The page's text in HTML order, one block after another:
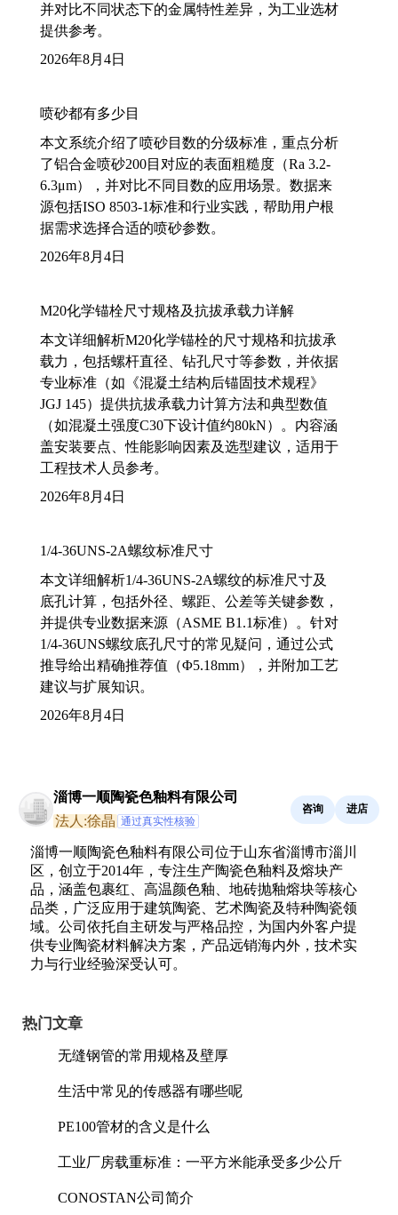
并对比不同状态下的金属特性差异，为工业选材
提供参考。
2026年8月4日
喷砂都有多少目
本文系统介绍了喷砂目数的分级标准，重点分析
了铝合金喷砂200目对应的表面粗糙度（Ra 3.2-
6.3μm），并对比不同目数的应用场景。数据来
源包括ISO 8503-1标准和行业实践，帮助用户根
据需求选择合适的喷砂参数。
2026年8月4日
M20化学锚栓尺寸规格及抗拔承载力详解
本文详细解析M20化学锚栓的尺寸规格和抗拔承
载力，包括螺杆直径、钻孔尺寸等参数，并依据
专业标准（如《混凝土结构后锚固技术规程》
JGJ 145）提供抗拔承载力计算方法和典型数值
（如混凝土强度C30下设计值约80kN）。内容涵
盖安装要点、性能影响因素及选型建议，适用于
工程技术人员参考。
2026年8月4日
1/4-36UNS-2A螺纹标准尺寸
本文详细解析1/4-36UNS-2A螺纹的标准尺寸及
底孔计算，包括外径、螺距、公差等关键参数，
并提供专业数据来源（ASME B1.1标准）。针对
1/4-36UNS螺纹底孔尺寸的常见疑问，通过公式
推导给出精确推荐值（Φ5.18mm），并附加工艺
建议与扩展知识。
2026年8月4日
淄博一顺陶瓷色釉料有限公司
法人:徐晶 通过真实性核验
咨询 进店
淄博一顺陶瓷色釉料有限公司位于山东省淄博市淄川
区，创立于2014年，专注生产陶瓷色釉料及熔块产
品，涵盖包裹红、高温颜色釉、地砖抛釉熔块等核心
品类，广泛应用于建筑陶瓷、艺术陶瓷及特种陶瓷领
域。公司依托自主研发与严格品控，为国内外客户提
供专业陶瓷材料解决方案，产品远销海内外，技术实
力与行业经验深受认可。
热门文章
无缝钢管的常用规格及壁厚
生活中常见的传感器有哪些呢
PE100管材的含义是什么
工业厂房载重标准：一平方米能承受多少公斤
CONOSTAN公司简介